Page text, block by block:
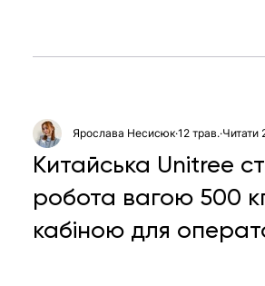
Китайська Unitree
робота вагою 500 кг
кабіною для
Ярослава Несисюк 12 трав. Читати